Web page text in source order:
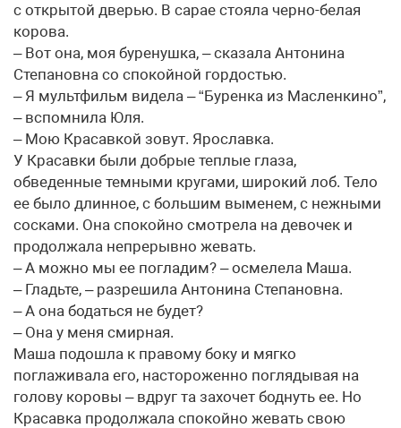
с открытой дверью. В сарае стояла черно-белая
корова.
– Вот она, моя буренушка, – сказала Антонина
Степановна со спокойной гордостью.
– Я мультфильм видела – “Буренка из Масленкино”,
– вспомнила Юля.
– Мою Красавкой зовут. Ярославка.
У Красавки были добрые теплые глаза,
обведенные темными кругами, широкий лоб. Тело
ее было длинное, с большим выменем, с нежными
сосками. Она спокойно смотрела на девочек и
продолжала непрерывно жевать.
– А можно мы ее погладим? – осмелела Маша.
– Гладьте, – разрешила Антонина Степановна.
– А она бодаться не будет?
– Она у меня смирная.
Маша подошла к правому боку и мягко
поглаживала его, настороженно поглядывая на
голову коровы – вдруг та захочет боднуть ее. Но
Красавка продолжала спокойно жевать свою